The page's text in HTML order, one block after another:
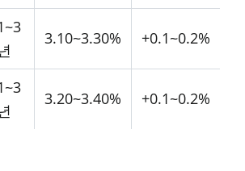
3.10~3.30% +0.1~0.2%
3.20~3.40% +0.1~0.2%